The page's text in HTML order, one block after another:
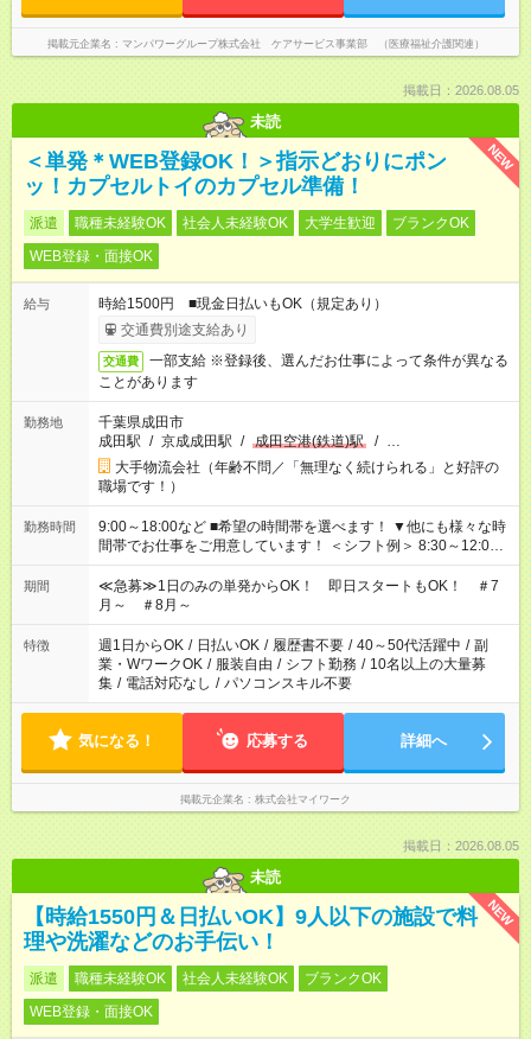
掲載元企業名 マンパワーグループ株式会社 ケアサービス事業部 （医療福祉介護関連）
掲載日：2026.08.05
未読
NEW
＜単発＊WEB登録OK！＞指示どおりにポン
ッ！カプセルトイのカプセル準備！
派遣 職種未経験OK 社会人未経験OK 大学生歓迎
ブランクOK
WEB登録・面接OK
給与
時給1500円 ■現金日払いもOK（規定あり）
交通費別途支給あり
交通費
一部支給 ※登録後、選んだお仕事によって条件が異なる
ことがあります
勤務地
千葉県成田市
成田駅 / 京成成田駅 / 成田空港(鉄道)駅 / …
大手物流会社（年齢不問／「無理なく続けられる」と好評の
職場です！）
勤務時間
9:00～18:00など ■希望の時間帯を選べます！ ▼他にも様々な時
間帯でお仕事をご用意しています！ ＜シフト例＞ 8:30～12:00
17:00～22:00 13:00～22:00 22:00～翌6:00 など
期間
≪急募≫1日のみの単発からOK！ 即日スタートもOK！ ＃7
月～ ＃8月～
特徴 週1日からOK / 日払いOK / 履歴書不要 / 40～50代活躍中 / 副
業・WワークOK / 服装自由 / シフト勤務 / 10名以上の大量募
集 / 電話対応なし / パソコンスキル不要
気になる！ 応募する 詳細へ
掲載元企業名 株式会社マイワーク
掲載日：2026.08.05
未読
NEW
【時給1550円＆日払いOK】9人以下の施設で料
理や洗濯などのお手伝い！
派遣 職種未経験OK 社会人未経験OK
ブランクOK
WEB登録・面接OK